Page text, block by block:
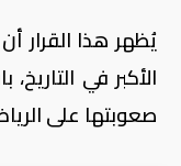
يُظهر هذا القرار
الأكبر في
صعوبتها على